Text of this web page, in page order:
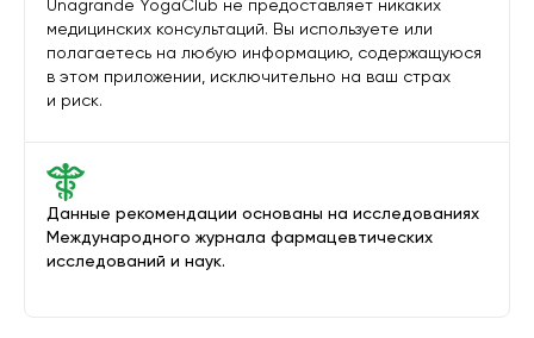
Данные рекомендации основаны на исследованиях
Международного журнала фармацевтических
исследований и наук.
Unagrande YogaClub не предоставляет никаких
медицинских консультаций. Вы используете или
полагаетесь на любую информацию, содержащуюся
в этом приложении, исключительно на ваш страх
и риск.